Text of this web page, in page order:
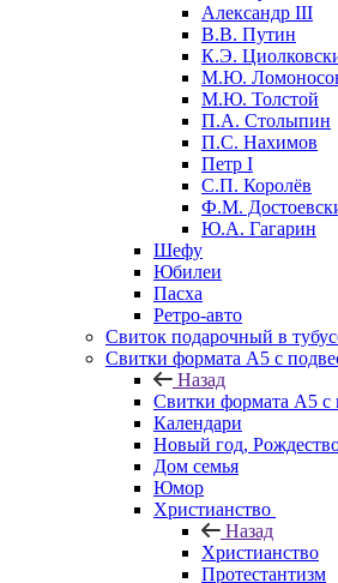
Александр III
В.В. Путин
К.Э.
М.Ю.
М.Ю. Толстой
П.А. Столыпин
П.С. Нахимов
Петр I
С.П. Королёв
Ф.М.
Ю.А. Гагарин
Шефу
Юбилеи
Пасха
Ретро-авто
Свиток подарочный в
Свитки формата А5 с
Назад
Свитки формата А5 с
Календари
Новый год,
Дом семья
Юмор
Христианство
Назад
Христианство
Протестантизм